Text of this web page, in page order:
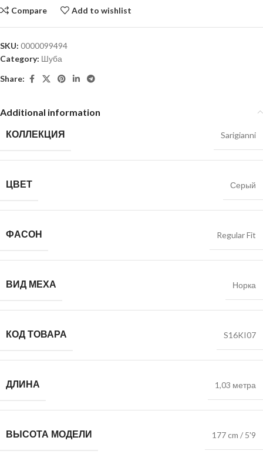
Compare Add to wishlist
SKU: 0000099494
Category: Шуба
Share:
Additional information
КОЛЛЕКЦИЯ Sarigianni
ЦВЕТ Серый
ФАСОН Regular Fit
ВИД МЕХА Норка
КОД ТОВАРА S16KI07
ДЛИНА 1,03 метра
ВЫСОТА МОДЕЛИ 177 cm / 5'9